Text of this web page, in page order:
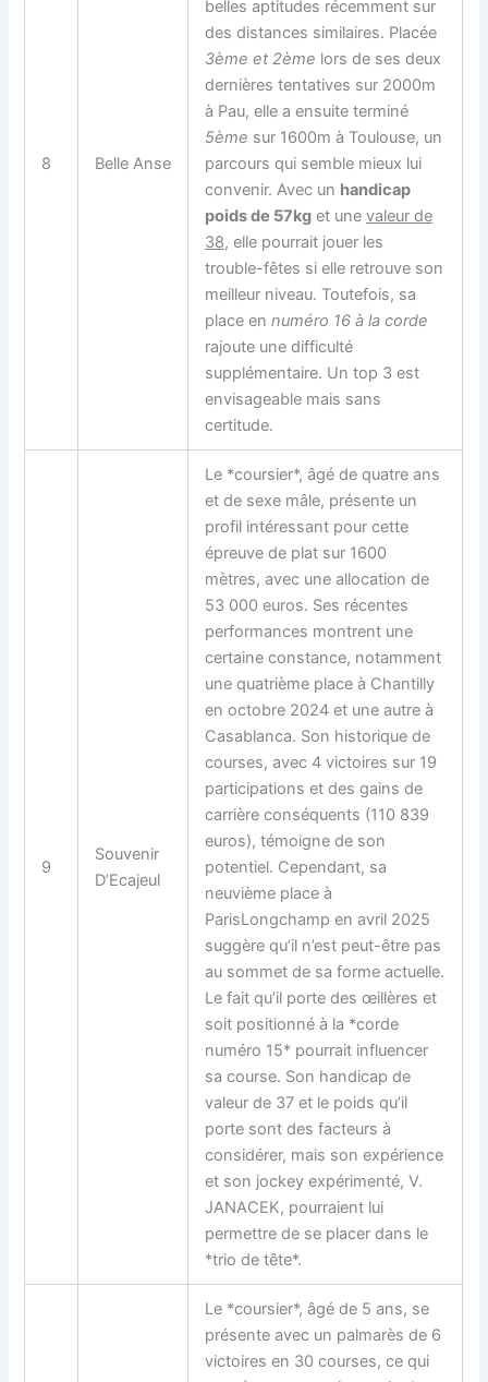
8 Belle Anse
belles aptitudes récemment sur
des distances similaires. Placée
3ème et 2ème lors de ses deux
dernières tentatives sur 2000m
à Pau, elle a ensuite terminé
5ème sur 1600m à Toulouse, un
parcours qui semble mieux lui
convenir. Avec un handicap
poids de 57kg et unevaleur de
38, elle pourrait jouer les
trouble-fêtes si elle retrouve son
meilleur niveau. Toutefois, sa
place ennuméro 16 à la corde
rajoute une difficulté
supplémentaire. Un top 3 est
envisageable mais sans
certitude.
9
Souvenir
D’Ecajeul
Le *coursier*, âgé de quatre ans
et de sexe mâle, présente un
profil intéressant pour cette
épreuve de plat sur 1600
mètres, avec une allocation de
53 000 euros. Ses récentes
performances montrent une
certaine constance, notamment
une quatrième place à Chantilly
en octobre 2024 et une autre à
Casablanca. Son historique de
courses, avec 4 victoires sur 19
participations et des gains de
carrière conséquents (110 839
euros), témoigne de son
potentiel. Cependant, sa
neuvième place à
ParisLongchamp en avril 2025
suggère qu’il n’est peut-être pas
au sommet de sa forme actuelle.
Le fait qu’il porte des œillères et
soit positionné à la *corde
numéro 15* pourrait influencer
sa course. Son handicap de
valeur de 37 et le poids qu’il
porte sont des facteurs à
considérer, mais son expérience
et son jockey expérimenté, V.
JANACEK, pourraient lui
permettre de se placer dans le
*trio de tête*.
Le *coursier*, âgé de 5 ans, se
présente avec un palmarès de 6
victoires en 30 courses, ce qui